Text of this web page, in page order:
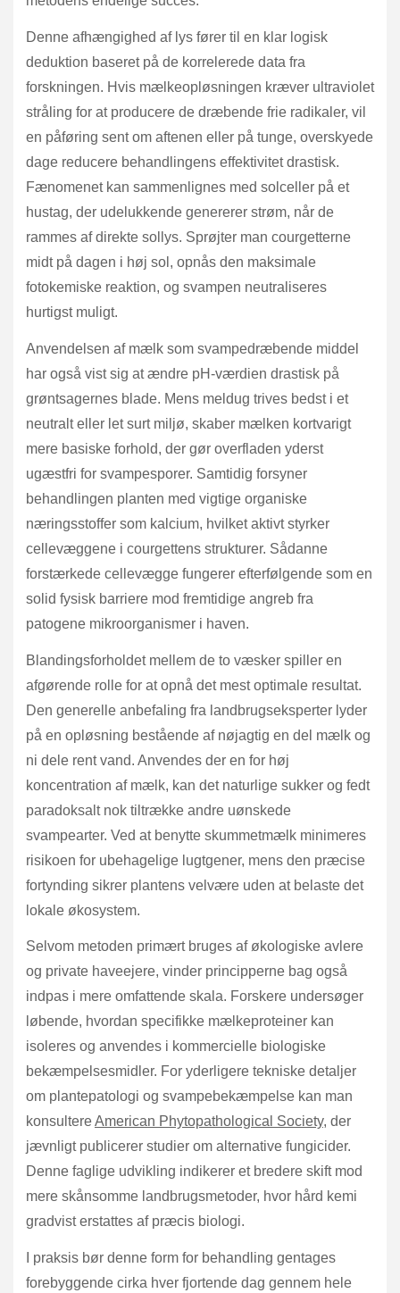
Denne afhængighed af lys fører til en klar logisk
deduktion baseret på de korrelerede data fra
forskningen. Hvis mælkeopløsningen kræver ultraviolet
stråling for at producere de dræbende frie radikaler, vil
en påføring sent om aftenen eller på tunge, overskyede
dage reducere behandlingens effektivitet drastisk.
Fænomenet kan sammenlignes med solceller på et
hustag, der udelukkende genererer strøm, når de
rammes af direkte sollys. Sprøjter man courgetterne
midt på dagen i høj sol, opnås den maksimale
fotokemiske reaktion, og svampen neutraliseres
hurtigst muligt.
Anvendelsen af mælk som svampedræbende middel
har også vist sig at ændre pH-værdien drastisk på
grøntsagernes blade. Mens meldug trives bedst i et
neutralt eller let surt miljø, skaber mælken kortvarigt
mere basiske forhold, der gør overfladen yderst
ugæstfri for svampesporer. Samtidig forsyner
behandlingen planten med vigtige organiske
næringsstoffer som kalcium, hvilket aktivt styrker
cellevæggene i courgettens strukturer. Sådanne
forstærkede cellevægge fungerer efterfølgende som en
solid fysisk barriere mod fremtidige angreb fra
patogene mikroorganismer i haven.
Blandingsforholdet mellem de to væsker spiller en
afgørende rolle for at opnå det mest optimale resultat.
Den generelle anbefaling fra landbrugseksperter lyder
på en opløsning bestående af nøjagtig en del mælk og
ni dele rent vand. Anvendes der en for høj
koncentration af mælk, kan det naturlige sukker og fedt
paradoksalt nok tiltrække andre uønskede
svampearter. Ved at benytte skummetmælk minimeres
risikoen for ubehagelige lugtgener, mens den præcise
fortynding sikrer plantens velvære uden at belaste det
lokale økosystem.
Selvom metoden primært bruges af økologiske avlere
og private haveejere, vinder principperne bag også
indpas i mere omfattende skala. Forskere undersøger
løbende, hvordan specifikke mælkeproteiner kan
isoleres og anvendes i kommercielle biologiske
bekæmpelsesmidler. For yderligere tekniske detaljer
om plantepatologi og svampebekæmpelse kan man
konsultereAmerican Phytopathological Society, der
jævnligt publicerer studier om alternative fungicider.
Denne faglige udvikling indikerer et bredere skift mod
mere skånsomme landbrugsmetoder, hvor hård kemi
gradvist erstattes af præcis biologi.
I praksis bør denne form for behandling gentages
forebyggende cirka hver fjortende dag gennem hele